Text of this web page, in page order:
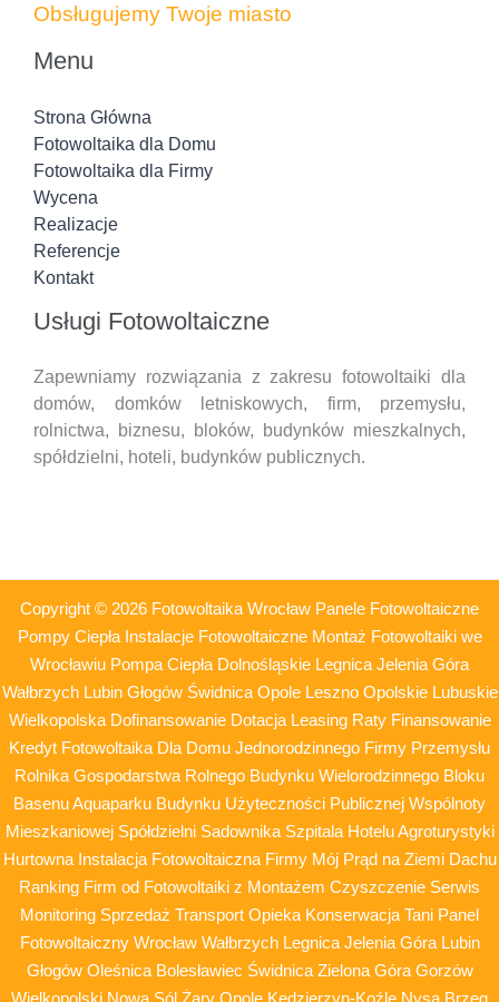
Obsługujemy Twoje miasto
Menu
Strona Główna
Fotowoltaika dla Domu
Fotowoltaika dla Firmy
Wycena
Realizacje
Referencje
Kontakt
Usługi Fotowoltaiczne
Zapewniamy rozwiązania z zakresu fotowoltaiki dla
domów, domków letniskowych, firm, przemysłu,
rolnictwa, biznesu, bloków, budynków mieszkalnych,
spółdzielni, hoteli, budynków publicznych.
Copyright © 2026 Fotowoltaika Wrocław Panele Fotowoltaiczne
Pompy Ciepła Instalacje Fotowoltaiczne Montaż Fotowoltaiki we
Wrocławiu Pompa Ciepła Dolnośląskie Legnica Jelenia Góra
Wałbrzych Lubin Głogów Świdnica Opole Leszno Opolskie Lubuskie
Wielkopolska Dofinansowanie Dotacja Leasing Raty Finansowanie
Kredyt Fotowoltaika Dla Domu Jednorodzinnego Firmy Przemysłu
Rolnika Gospodarstwa Rolnego Budynku Wielorodzinnego Bloku
Basenu Aquaparku Budynku Użyteczności Publicznej Wspólnoty
Mieszkaniowej Spółdzielni Sadownika Szpitala Hotelu Agroturystyki
Hurtowna Instalacja Fotowoltaiczna Firmy Mój Prąd na Ziemi Dachu
Ranking Firm od Fotowoltaiki z Montażem Czyszczenie Serwis
Monitoring Sprzedaż Transport Opieka Konserwacja Tani Panel
Fotowoltaiczny Wrocław Wałbrzych Legnica Jelenia Góra Lubin
Głogów Oleśnica Bolesławiec Świdnica Zielona Góra Gorzów